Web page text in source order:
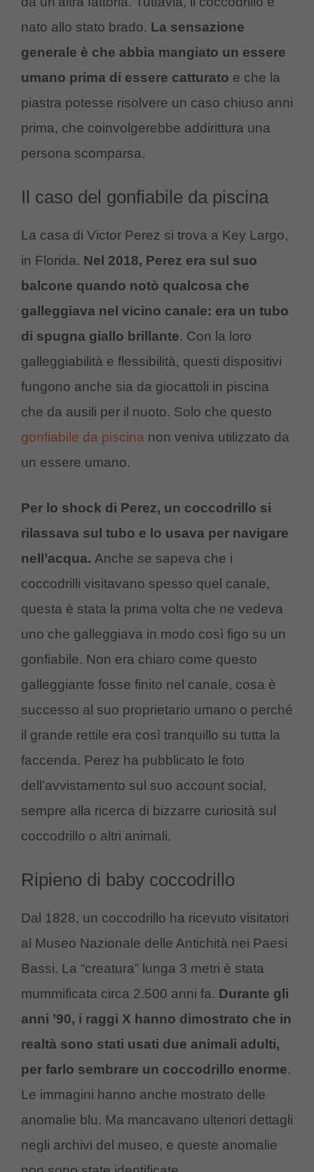
nato allo stato brado. La sensazione
generale è che abbia mangiato un essere
umano prima di essere catturato e che la
piastra potesse risolvere un caso chiuso anni
prima, che coinvolgerebbe addirittura una
persona scomparsa.
Il caso del gonfiabile da piscina
La casa di Victor Perez si trova a Key Largo,
in Florida. Nel 2018, Perez era sul suo
balcone quando notò qualcosa che
galleggiava nel vicino canale: era un tubo
di spugna giallo brillante. Con la loro
galleggiabilità e flessibilità, questi dispositivi
fungono anche sia da giocattoli in piscina
che da ausili per il nuoto. Solo che questo
gonfiabile da piscina non veniva utilizzato da
un essere umano.
Per lo shock di Perez, un coccodrillo si
rilassava sul tubo e lo usava per navigare
nell’acqua. Anche se sapeva che i
coccodrilli visitavano spesso quel canale,
questa è stata la prima volta che ne vedeva
uno che galleggiava in modo così figo su un
gonfiabile. Non era chiaro come questo
galleggiante fosse finito nel canale, cosa è
successo al suo proprietario umano o perché
il grande rettile era così tranquillo su tutta la
faccenda. Perez ha pubblicato le foto
dell’avvistamento sul suo account social,
sempre alla ricerca di bizzarre curiosità sul
coccodrillo o altri animali.
Ripieno di baby coccodrillo
Dal 1828, un coccodrillo ha ricevuto visitatori
al Museo Nazionale delle Antichità nei Paesi
Bassi. La “creatura” lunga 3 metri è stata
mummificata circa 2.500 anni fa. Durante gli
anni ’90, i raggi X hanno dimostrato che in
realtà sono stati usati due animali adulti,
per farlo sembrare un coccodrillo enorme.
Le immagini hanno anche mostrato delle
anomalie blu. Ma mancavano ulteriori dettagli
negli archivi del museo, e queste anomalie